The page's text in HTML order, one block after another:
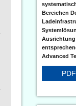
Bereichen
Advanced
PDF